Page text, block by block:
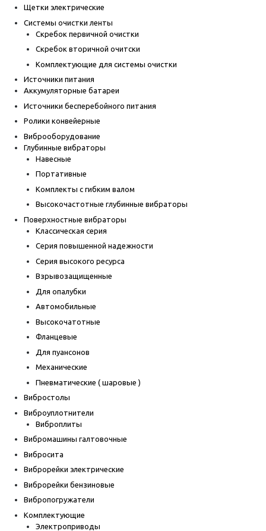
Щетки электрические
Системы очистки ленты
Скребок первичной очистки
Скребок вторичной очитски
Комплектующие для системы очистки
Источники питания
Аккумуляторные батареи
Источники бесперебойного питания
Ролики конвейерные
Виброоборудование
Глубинные вибраторы
Навесные
Портативные
Комплекты с гибким валом
Высокочастотные глубинные вибраторы
Поверхностные вибраторы
Классическая серия
Серия повышенной надежности
Серия высокого ресурса
Взрывозащищенные
Для опалубки
Автомобильные
Высокочатотные
Фланцевые
Для пуансонов
Механические
Пневматические ( шаровые )
Вибростолы
Виброуплотнители
Виброплиты
Вибромашины галтовочные
Вибросита
Виброрейки электрические
Виброрейки бензиновые
Вибропогружатели
Комплектующие
Электроприводы